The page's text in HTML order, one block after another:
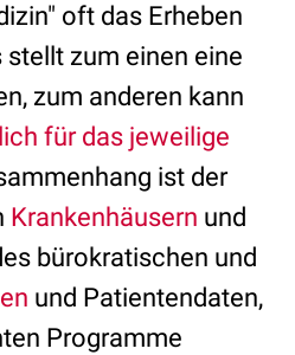
oft das Erheben
zum einen eine
zum anderen kann
für das jeweilige
ist der
Krankenhäusern und
bürokratischen und
und Patientendaten,
Programme